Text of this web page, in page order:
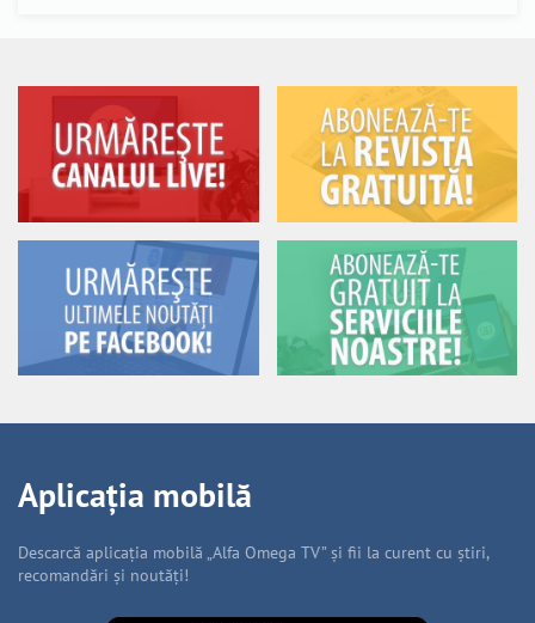
Aplicația mobilă
Descarcă aplicația mobilă „Alfa Omega TV” și fii la curent cu știri,
recomandări și noutăți!